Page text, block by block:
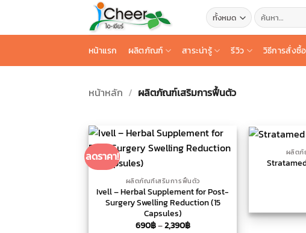
ยัง
ค้นหา:
หน้าแรก ผลิตภัณฑ์ สาระน่ารู้ รีวิว วิธีการสั่งซื้
หน้าหลัก / ผลิตภัณฑ์เสริมการฟื้นตัว
ลดราคา!
+
ผลิตภัณฑ์เสริมการฟื้นตัว
Ivell – Herbal Supplement for Post-
Surgery Swelling Reduction (15
Capsules)
690฿–2,390฿Price
+
ผลิตภั